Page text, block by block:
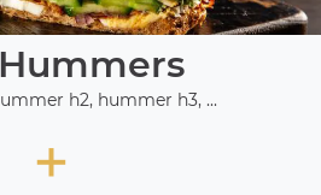
h2, hummer h3, ...
+